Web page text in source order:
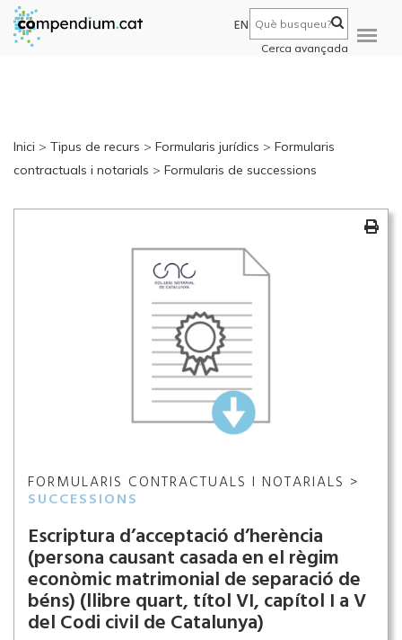
EN
Cerca avançada
Inici > Tipus de recurs > Formularis jurídics > Formularis
contractuals i notarials > Formularis de successions
FORMULARIS CONTRACTUALS I NOTARIALS >
SUCCESSIONS
Escriptura d’acceptació d’herència
(persona causant casada en el règim
econòmic matrimonial de separació de
béns) (llibre quart, títol VI, capítol I a V
del Codi civil de Catalunya)